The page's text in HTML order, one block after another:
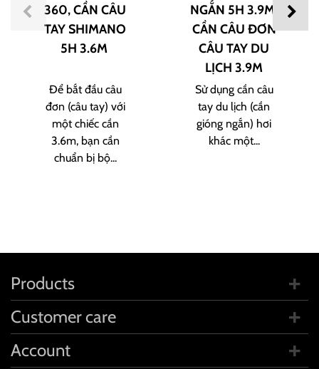
360, CẦN CÂU
TAY SHIMANO
5H 3.6M
Để bắt đầu câu
đơn (câu tay) với
một chiếc cần
3.6m, bạn cần
chuẩn bị bộ...
NGẮN 5H 3.9M,
CẦN CÂU ĐƠN
CÂU TAY DU
LỊCH 3.9M
Sử dụng cần câu
tay du lịch (cần
gióng ngắn) hơi
khác một...
Products
Customer care
Account